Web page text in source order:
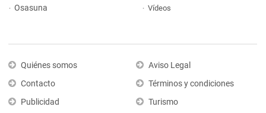
Osasuna
Vídeos
Quiénes somos
Contacto
Publicidad
Aviso Legal
Términos y condiciones
Turismo